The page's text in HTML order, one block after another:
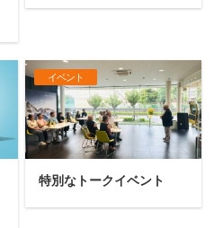
イベント
特別なトークイベント